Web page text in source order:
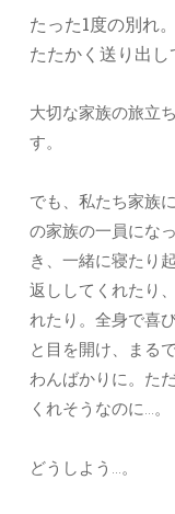
たった1度の別れ
たたかく送り出し
大切な家族の旅立
す。
でも、私たち家族
の家族の一員にな
き、一緒に寝たり
返ししてくれたり
れたり。全身で喜
と目を開け、まる
わんばかりに。た
くれそうなのに…。
どうしよう…。